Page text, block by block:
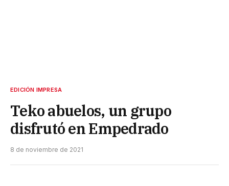
EDICIÓN IMPRESA
Teko abuelos, un grupo
disfrutó en Empedrado
8 de noviembre de 2021